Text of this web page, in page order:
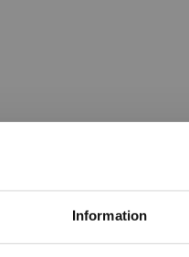
Information
fraktregion
Produkter